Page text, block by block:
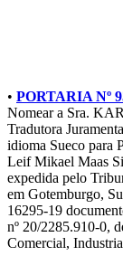
• PORTARIA Nº
Nomear a Sra.
Tradutora
idioma Sueco para
Leif Mikael Maas
expedida pelo
em Gotemburgo,
16295-19
nº 20/2285.910-0,
Comercial,